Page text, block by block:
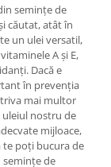
semințe de
căutat, atât în
un ulei versatil,
A și E,
Dacă e
în prevenția
mai multor
uleiul nostru de
mijloace,
te poți bucura de
semințe de